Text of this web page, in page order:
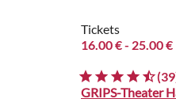
Tickets
16.00 €- 25.00 €
GRIPS-Theater